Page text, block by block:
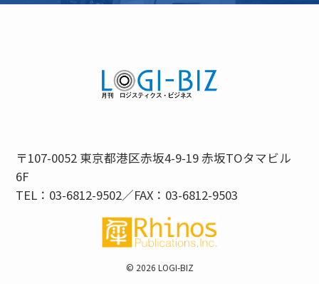
〒107-0052 東京都港区赤坂4-9-19 赤坂TOタマビル
6F
TEL：03-6812-9502／FAX：03-6812-9503
© 2026 LOGI-BIZ